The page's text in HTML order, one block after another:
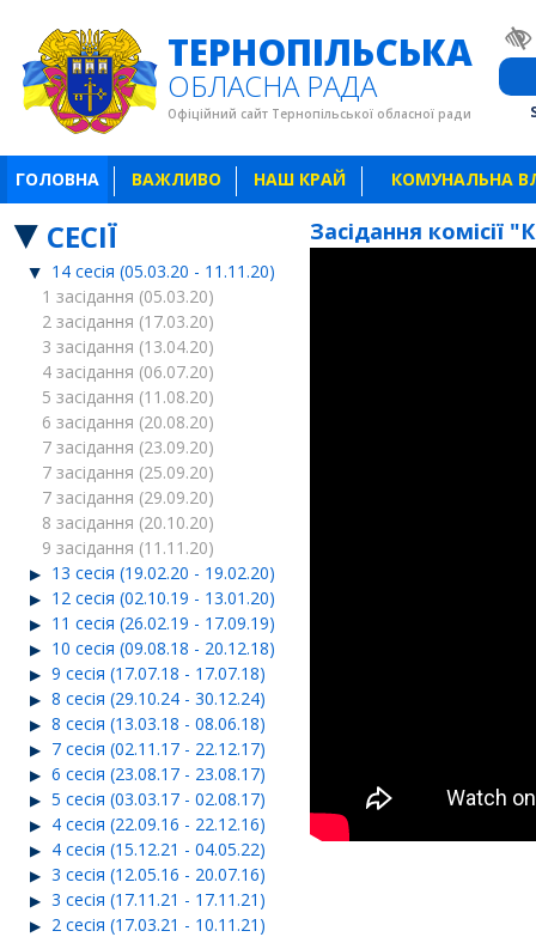
ТЕРНОПІЛЬСЬКА
ОБЛАСНА РАДА
Офіційний сайт Тернопільської обласної ради
ГОЛОВНА ВАЖЛИВО НАШ КРАЙ КОМУНАЛЬНА
СЕСІЇ
14 сесія (05.03.20 - 11.11.20)
1 засідання (05.03.20)
2 засідання (17.03.20)
3 засідання (13.04.20)
4 засідання (06.07.20)
5 засідання (11.08.20)
6 засідання (20.08.20)
7 засідання (23.09.20)
7 засідання (25.09.20)
7 засідання (29.09.20)
8 засідання (20.10.20)
9 засідання (11.11.20)
13 сесія (19.02.20 - 19.02.20)
12 сесія (02.10.19 - 13.01.20)
11 сесія (26.02.19 - 17.09.19)
10 сесія (09.08.18 - 20.12.18)
9 сесія (17.07.18 - 17.07.18)
8 сесія (29.10.24 - 30.12.24)
8 сесія (13.03.18 - 08.06.18)
7 сесія (02.11.17 - 22.12.17)
6 сесія (23.08.17 - 23.08.17)
5 сесія (03.03.17 - 02.08.17)
4 сесія (22.09.16 - 22.12.16)
4 сесія (15.12.21 - 04.05.22)
3 сесія (12.05.16 - 20.07.16)
3 сесія (17.11.21 - 17.11.21)
2 сесія (17.03.21 - 10.11.21)
Засідання комісії